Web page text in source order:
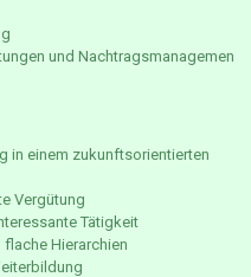
und Nachtragsmanagemen
in einem zukunftsorientierten
Vergütung
Tätigkeit
Hierarchien